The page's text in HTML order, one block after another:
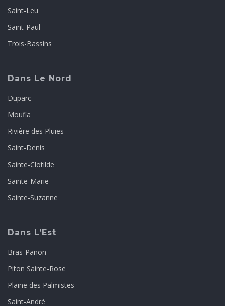
Saint-Leu
Saint-Paul
Trois-Bassins
Dans Le Nord
Duparc
Moufia
Rivière des Pluies
Saint-Denis
Sainte-Clotilde
Sainte-Marie
Sainte-Suzanne
Dans L’Est
Bras-Panon
Piton Sainte-Rose
Plaine des Palmistes
Saint-André